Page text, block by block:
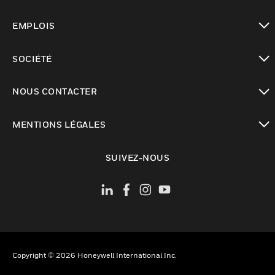
EMPLOIS
SOCIÉTÉ
NOUS CONTACTER
MENTIONS LÉGALES
SUIVEZ-NOUS
Copyright © 2026 Honeywell International Inc.